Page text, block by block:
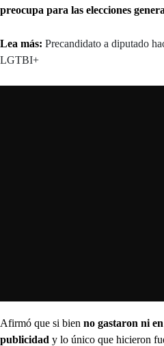
preocupa para las elecciones
Lea más: Precandidato a diputado
LGTBI+
Afirmó que si bien no gastaron ni
publicidad y lo único que hicieron